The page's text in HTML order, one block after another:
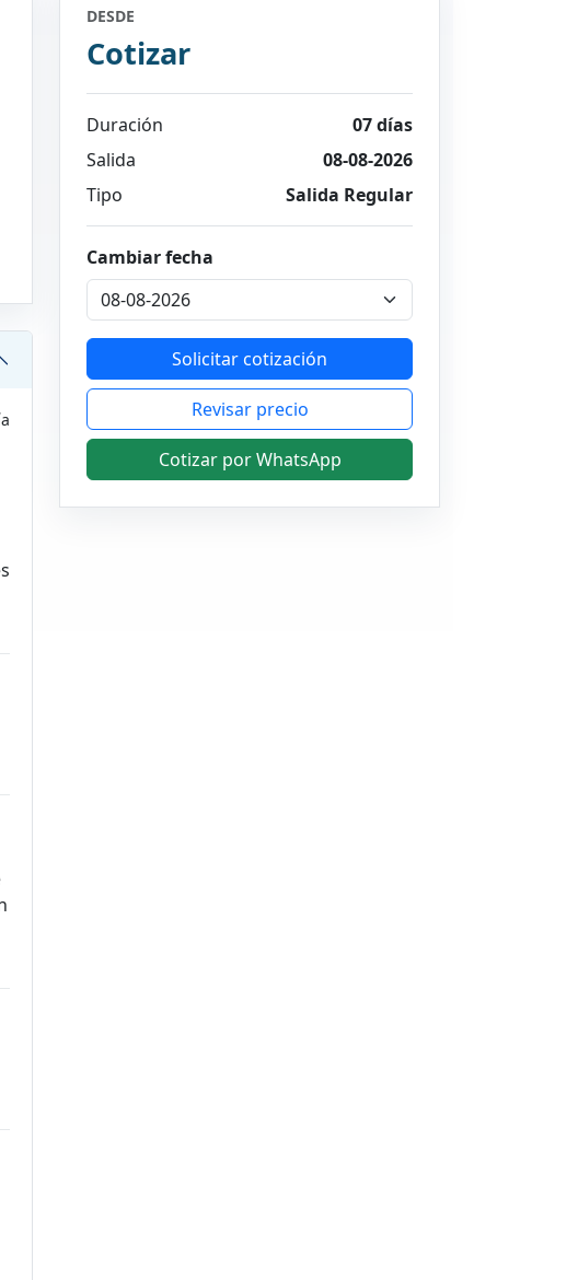
DESDE
Cotizar
Duración
07 días
Salida
08-08-2026
Tipo
Salida Regular
Cambiar fecha
Solicitar cotización
Revisar precio
Cotizar por WhatsApp